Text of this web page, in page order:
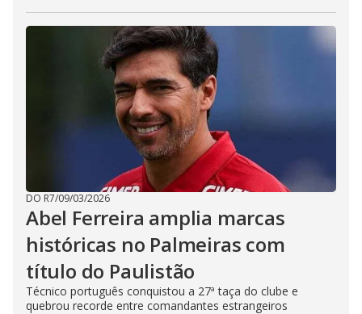
DO R7/09/03/2026
Abel Ferreira amplia marcas
históricas no Palmeiras com
título do Paulistão
Técnico português conquistou a 27ª taça do clube e
quebrou recorde entre comandantes estrangeiros